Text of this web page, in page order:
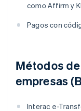
como Affirm y
Pagos con
Métodos
empresas
Interac e-